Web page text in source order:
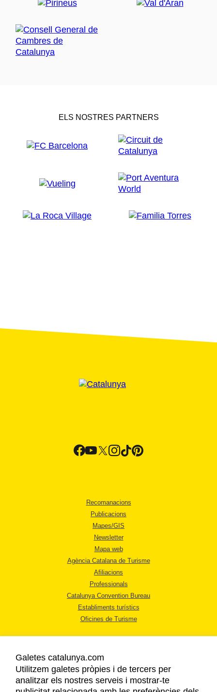
ELS NOSTRES PARTNERS
Recomanacions
Publicacions
Mapes/GIS
Newsletter
Mapa web
Agència Catalana de Turisme
Afiliacions
Professionals
Catalunya Convention Bureau
Establiments turístics
Oficines de Turisme
AVÍS LEGAL
Galetes catalunya.com
Utilitzem galetes pròpies i de tercers per
analitzar els nostres serveis i mostrar-te